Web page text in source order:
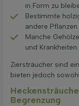
in Form zu
Bestimmte
andere
Manche
und Krankheiten.
Ziersträucher sind
bieten jedoch
Begrenzung